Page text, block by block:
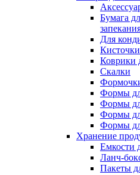
Бумага
Для
Коврики
Скалки
Формы
Формы
Формы
Формы
Хранение
Емкости
Ланч-
Пакеты